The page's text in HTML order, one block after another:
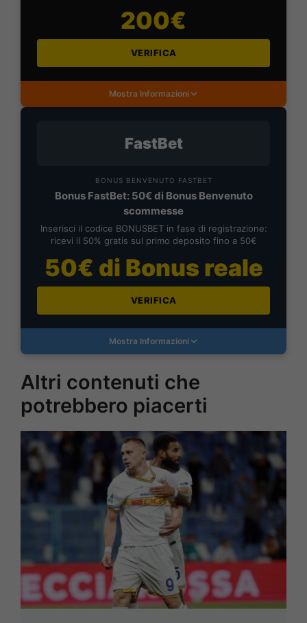
200€
VERIFICA
Mostra Informazioni
FastBet
BONUS BENVENUTO FASTBET
Bonus FastBet: 50€ di Bonus Benvenuto
scommesse
Inserisci il codice BONUSBET in fase di registrazione:
ricevi il 50% gratis sul primo deposito fino a 50€
50€ di Bonus reale
VERIFICA
Mostra Informazioni
Altri contenuti che
potrebbero piacerti